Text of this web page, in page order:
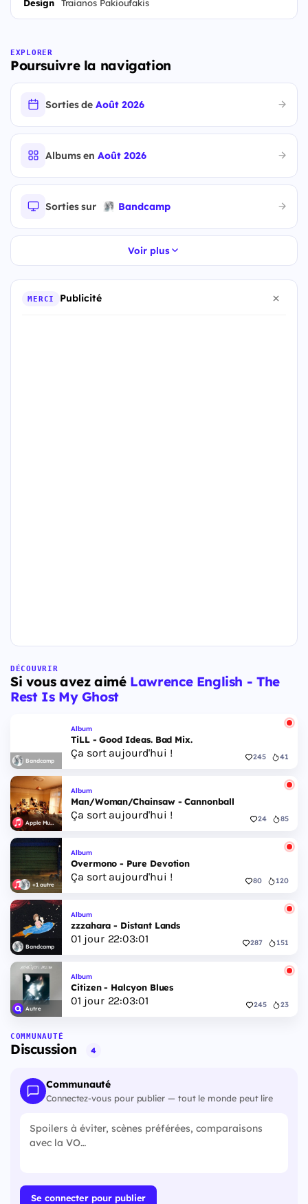
Design Traianos Pakioufakis
EXPLORER
Poursuivre la navigation
Sorties deAoût 2026
Albums enAoût 2026
Sorties sur Bandcamp
Voir plus
MERCI Publicité
DÉCOUVRIR
Si vous avez aimé Lawrence English - The
Rest Is My Ghost
Bandcamp
Album
TiLL - Good Ideas. Bad Mix.
Ça sort aujourd'hui ! 245 41
Apple Music
Album
Man/Woman/Chainsaw - Cannonball
Ça sort aujourd'hui ! 24 85
+1 autre
Album
Overmono - Pure Devotion
Ça sort aujourd'hui ! 80 120
Bandcamp
Album
zzzahara - Distant Lands
01 jour 22:03:00 287 151
Autre
Album
Citizen - Halcyon Blues
01 jour 22:03:00 245 23
COMMUNAUTÉ
Discussion 4
Communauté
Connectez-vous pour publier — tout le monde peut lire
Se connecter pour publier